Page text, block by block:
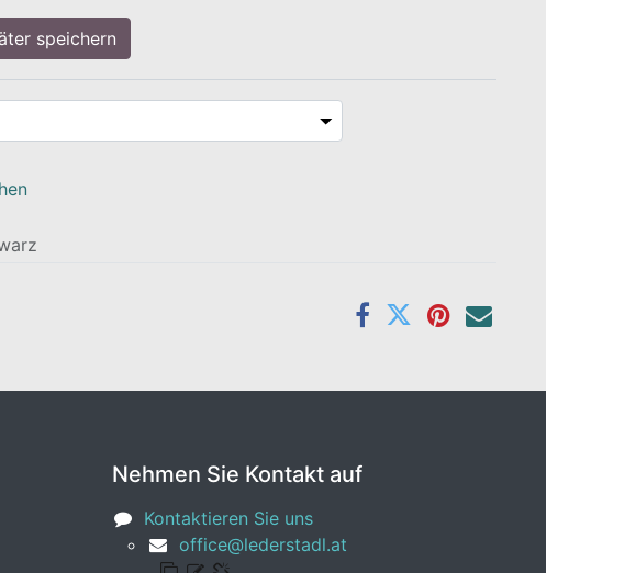
speichern
Nehmen Sie Kontakt auf
Kontaktieren Sie uns
office@lederstadl.at